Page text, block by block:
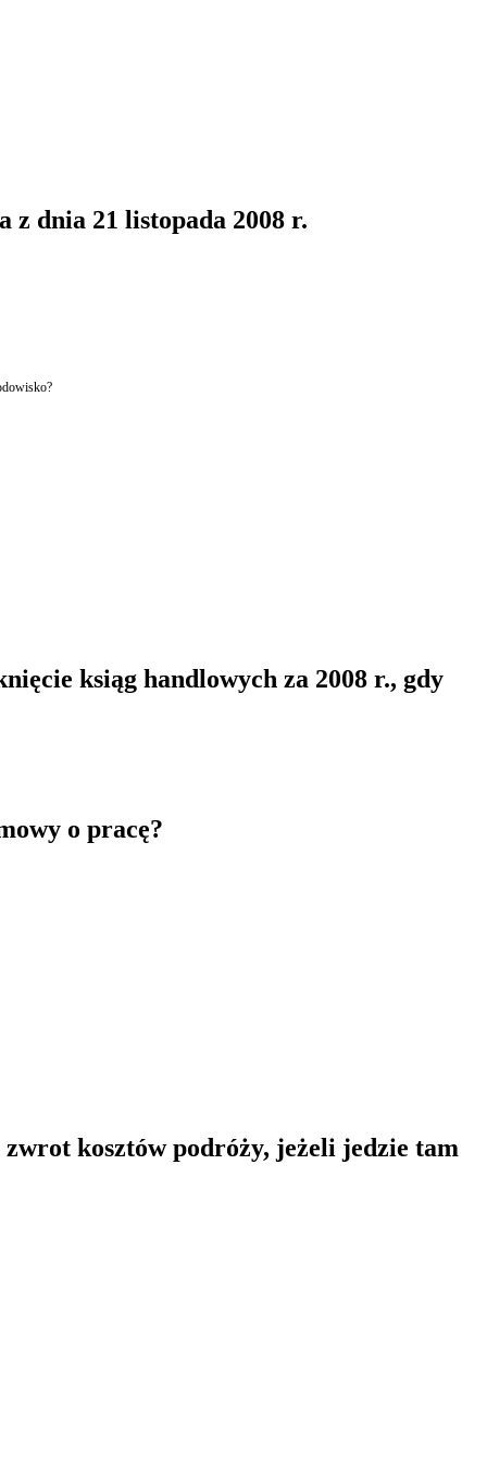
dnia 21 listopada 2008 r.
ksiąg handlowych za 2008 r., gdy
o pracę?
kosztów podróży, jeżeli jedzie tam